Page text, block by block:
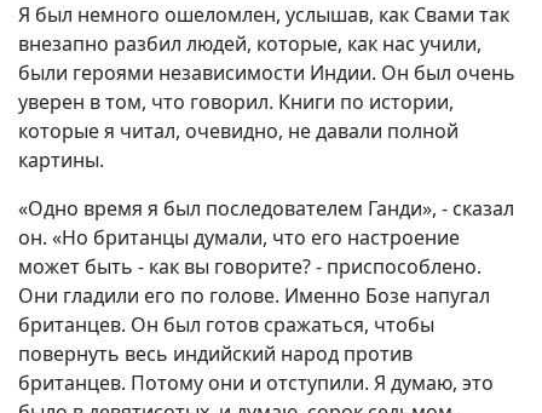
Я был немного ошеломлен, услышав, как Свами так
внезапно разбил людей, которые, как нас учили,
были героями независимости Индии. Он был очень
уверен в том, что говорил. Книги по истории,
которые я читал, очевидно, не давали полной
картины.
«Одно время я был последователем Ганди», - сказал
он. «Но британцы думали, что его настроение
может быть - как вы говорите? - приспособлено.
Они гладили его по голове. Именно Бозе напугал
британцев. Он был готов сражаться, чтобы
повернуть весь индийский народ против
британцев. Потому они и отступили. Я думаю, это